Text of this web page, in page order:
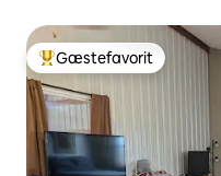
Bedste gæstefavorit
Gæstefavorit